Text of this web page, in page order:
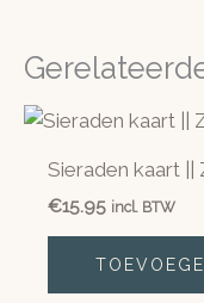
Sieraden kaart
€15.95 incl. BTW